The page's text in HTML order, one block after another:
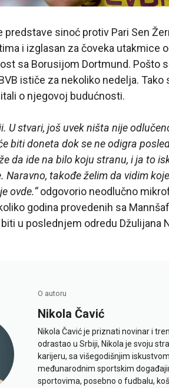
predstave sinoć protiv Pari Sen
i izglasan za čoveka utakmice
sa Borusijom Dortmund. Pošto
ističe za nekoliko nedelja.
o njegovoj budućnosti.
U stvari, još uvek ništa nije
biti doneta dok se ne odigra
da ide na bilo koju stranu, i ja to
Naravno, takođe želim da vidim
ovde.“odgovorio neodlučno
godina provedenih sa
u poslednjem odredu Džulijana
O autoru
Nikola Čavić
Nikola Čavić je priznati novinar i
odrastao u Srbiji, Nikola je svoju
karijeru, sa višegodišnjim
međunarodnim sportskim
sportovima, posebno o fudbalu,